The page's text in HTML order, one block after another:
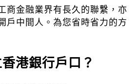
商金融業界有長久的聯繫，亦
戶中間人。為您省時省力的方
港銀行戶口？